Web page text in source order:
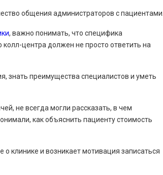
общения администраторов с пациентами.
, важно понимать, что специфика
колл-центра должен не просто ответить на
знать преимущества специалистов и уметь
не всегда могли рассказать, в чем
как объяснить пациенту стоимость
клинике и возникает мотивация записаться